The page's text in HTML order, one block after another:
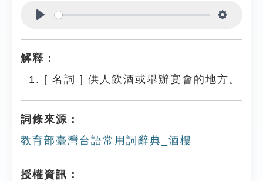
解釋：
[ 名詞 ] 供人飲酒或舉辦宴會的地方。
詞條來源：
教育部臺灣台語常用詞辭典_酒樓
授權資訊：